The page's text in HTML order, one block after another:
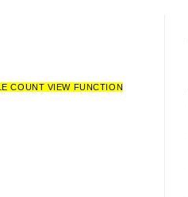
COUNT VIEW FUNCTION